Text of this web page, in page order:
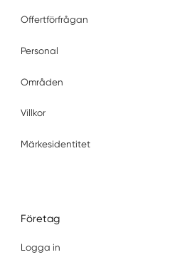
Offertförfrågan
Personal
Områden
Villkor
Märkesidentitet
Företag
Logga in